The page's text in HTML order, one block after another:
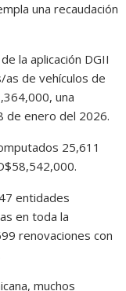
una recaudación
la aplicación DGII
de vehículos de
una
de enero del 2026.
25,611
entidades
en toda la
renovaciones con
muchos